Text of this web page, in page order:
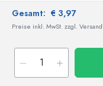
Gesamt: € 3,97
Preise inkl. MwSt. zzgl.